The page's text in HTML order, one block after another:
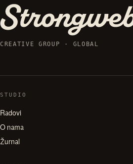
CREATIVE GROUP · GLOBAL
STUDIO
Radovi
O nama
Žurnal